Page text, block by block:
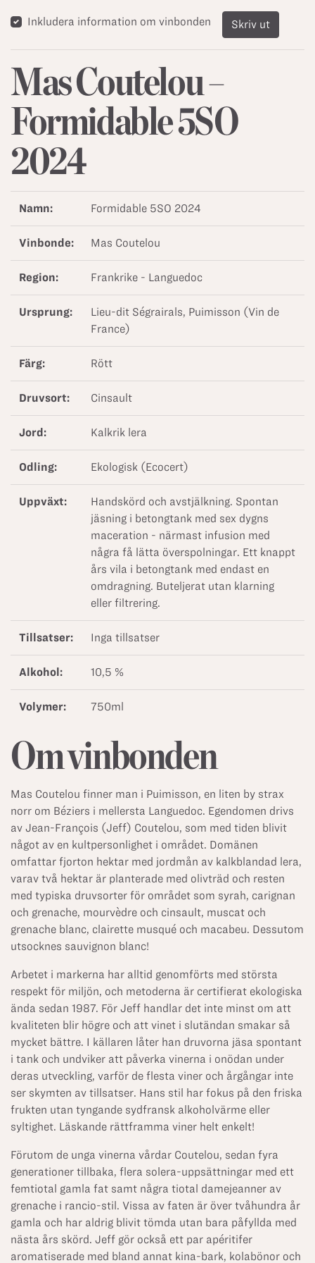
Inkludera information om vinbonden Skriv ut
Mas Coutelou –
Formidable 5SO
2024
Namn: Formidable 5SO 2024
Vinbonde: Mas Coutelou
Region: Frankrike - Languedoc
Ursprung:
Lieu-dit Ségrairals, Puimisson (Vin de
France)
Färg: Rött
Druvsort: Cinsault
Jord: Kalkrik lera
Odling: Ekologisk (Ecocert)
Uppväxt:
Handskörd och avstjälkning. Spontan
jäsning i betongtank med sex dygns
maceration - närmast infusion med
några få lätta överspolningar. Ett knappt
års vila i betongtank med endast en
omdragning. Buteljerat utan klarning
eller filtrering.
Tillsatser: Inga tillsatser
Alkohol: 10,5 %
Volymer: 750ml
Om vinbonden
Mas Coutelou finner man i Puimisson, en liten by strax
norr om Béziers i mellersta Languedoc. Egendomen drivs
av Jean-François (Jeff) Coutelou, som med tiden blivit
något av en kultpersonlighet i området. Domänen
omfattar fjorton hektar med jordmån av kalkblandad lera,
varav två hektar är planterade med olivträd och resten
med typiska druvsorter för området som syrah, carignan
och grenache, mourvèdre och cinsault, muscat och
grenache blanc, clairette musqué och macabeu. Dessutom
utsocknes sauvignon blanc!
Arbetet i markerna har alltid genomförts med största
respekt för miljön, och metoderna är certifierat ekologiska
ända sedan 1987. För Jeff handlar det inte minst om att
kvaliteten blir högre och att vinet i slutändan smakar så
mycket bättre. I källaren låter han druvorna jäsa spontant
i tank och undviker att påverka vinerna i onödan under
deras utveckling, varför de flesta viner och årgångar inte
ser skymten av tillsatser. Hans stil har fokus på den friska
frukten utan tyngande sydfransk alkoholvärme eller
syltighet. Läskande rättframma viner helt enkelt!
Förutom de unga vinerna vårdar Coutelou, sedan fyra
generationer tillbaka, flera solera-uppsättningar med ett
femtiotal gamla fat samt några tiotal damejeanner av
grenache i rancio-stil. Vissa av faten är över tvåhundra år
gamla och har aldrig blivit tömda utan bara påfyllda med
nästa års skörd. Jeff gör också ett par apéritifer
aromatiserade med bland annat kina-bark, kolabönor och